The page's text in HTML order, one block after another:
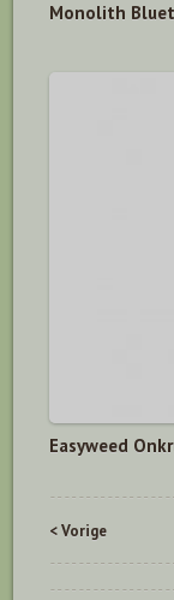
Monolith
Easyweed
< Vorige